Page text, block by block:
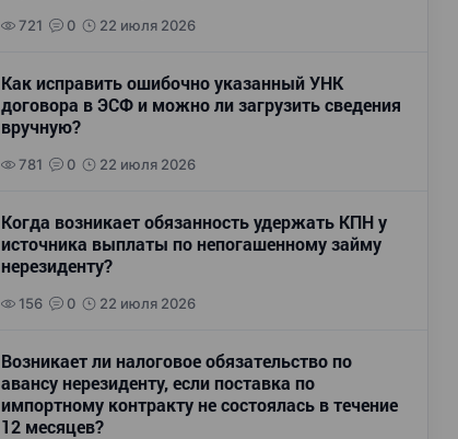
721 0 22 июля 2026
Как исправить ошибочно указанный УНК
договора в ЭСФ и можно ли загрузить сведения
вручную?
781 0 22 июля 2026
Когда возникает обязанность удержать КПН у
источника выплаты по непогашенному займу
нерезиденту?
156 0 22 июля 2026
Возникает ли налоговое обязательство по
авансу нерезиденту, если поставка по
импортному контракту не состоялась в течение
12 месяцев?